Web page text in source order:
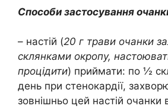
Способи застосування
– настій (20 г трави очанки
склянками окропу,
процідити) приймати: по ½
день при стенокардії,
зовнішньо цей настій очанки